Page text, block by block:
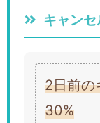
キャン
2日前の
30%